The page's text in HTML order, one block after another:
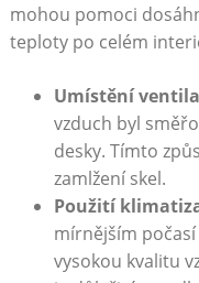
mohou pomoci
teploty po ‌celém
Umístění
vzduch byl
desky. Tímto
zamlžení skel.
Použití
mírnějším
vysokou kvalitu